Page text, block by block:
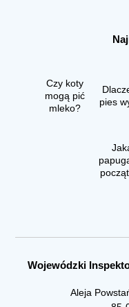
Czy koty
mogą pić
mleko?
pies
Wojewódzki
Aleja